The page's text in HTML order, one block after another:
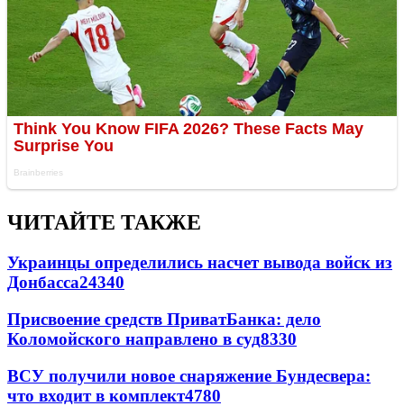
ЧИТАЙТЕ ТАКЖЕ
Украинцы определились насчет вывода войск из
Донбасса24340
Присвоение средств ПриватБанка: дело
Коломойского направлено в суд8330
ВСУ получили новое снаряжение Бундесвера:
что входит в комплект4780